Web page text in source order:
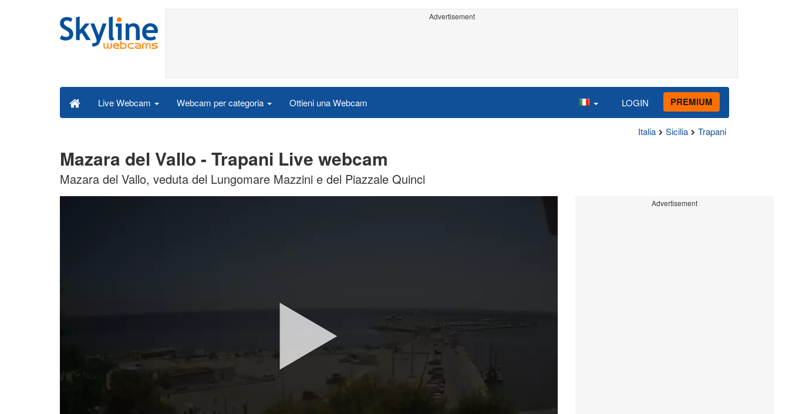
Advertisement
Live Webcam Webcam per categoria Ottieni una Webcam LOGIN PREMIUM
Italia Sicilia Trapani
Mazara del Vallo - Trapani Live webcam
Mazara del Vallo, veduta del Lungomare Mazzini e del Piazzale Quinci
Advertisement